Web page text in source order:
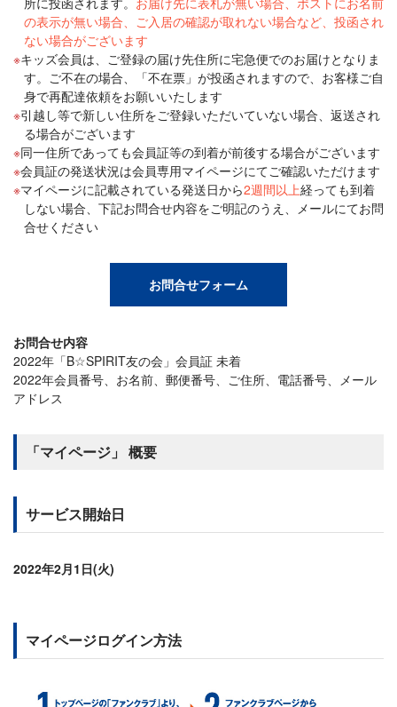
の表示が無い場合、ご入居の確認が取れない場合など、投函され
ない場合がございます
キッズ会員は、ご登録の届け先住所に宅急便でのお届けとなりま
す。ご不在の場合、「不在票」が投函されますので、お客様ご自
身で再配達依頼をお願いいたします
引越し等で新しい住所をご登録いただいていない場合、返送され
る場合がございます
同一住所であっても会員証等の到着が前後する場合がございます
会員証の発送状況は会員専用マイページにてご確認いただけます
マイページに記載されている発送日から2週間以上経っても到着
しない場合、下記お問合せ内容をご明記のうえ、メールにてお問
合せください
お問合せフォーム
お問合せ内容
2022年「B☆SPIRIT友の会」会員証 未着
2022年会員番号、お名前、郵便番号、ご住所、電話番号、メール
アドレス
「マイページ」 概要
サービス開始日
2022年2月1日(火)
マイページログイン方法